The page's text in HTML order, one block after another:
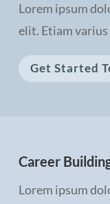
Lorem ipsum
elit. Etiam varius
Get Started
Career
Lorem ipsum